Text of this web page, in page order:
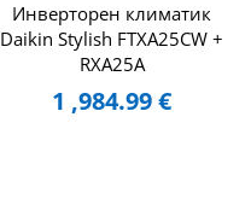
Инверторен климатик
Daikin Stylish FTXA25CW +
RXA25A
1 ,984.99€